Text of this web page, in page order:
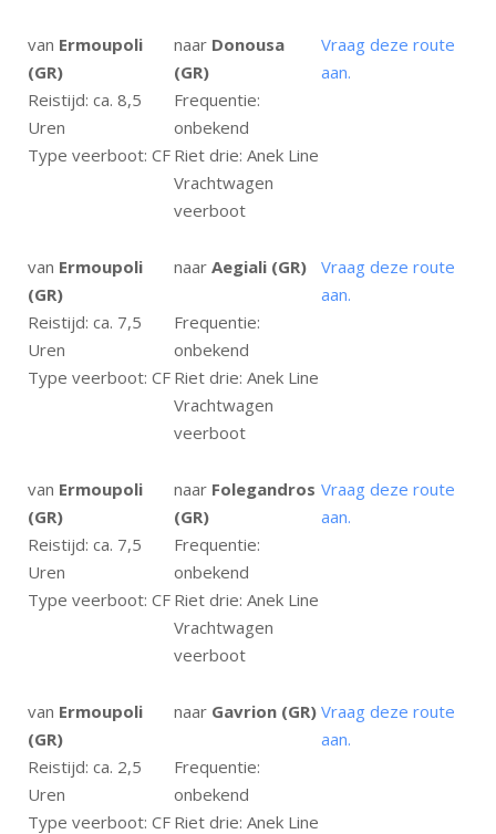
van Ermoupoli
(GR)
naar Donousa
(GR)
Vraag deze route
aan.
Reistijd: ca. 8,5
Uren
Frequentie:
onbekend
Type veerboot: CF Riet drie: Anek Line
Vrachtwagen
veerboot
van Ermoupoli
(GR)
naar Aegiali (GR)
Vraag deze route
aan.
Reistijd: ca. 7,5
Uren
Frequentie:
onbekend
Type veerboot: CF Riet drie: Anek Line
Vrachtwagen
veerboot
van Ermoupoli
(GR)
naar Folegandros
(GR)
Vraag deze route
aan.
Reistijd: ca. 7,5
Uren
Frequentie:
onbekend
Type veerboot: CF Riet drie: Anek Line
Vrachtwagen
veerboot
van Ermoupoli
(GR)
naar Gavrion (GR) Vraag deze route
aan.
Reistijd: ca. 2,5
Uren
Frequentie:
onbekend
Type veerboot: CF Riet drie: Anek Line